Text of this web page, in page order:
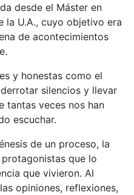
desde el Máster en
la U.A., cuyo objetivo era
de acontecimientos
y honestas como el
silencios y llevar
tantas veces nos han
escuchar.
de un proceso, la
que lo
que vivieron. Al
opiniones, reflexiones,